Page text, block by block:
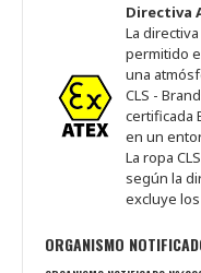
Directiva
La
permitido
una
CLS -
certificada
en un
La ropa
según la
excluye los
ORGANISMO